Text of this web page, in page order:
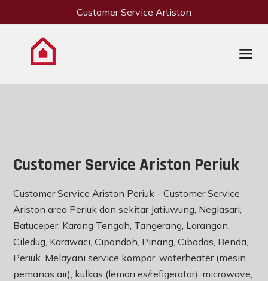
Customer Service Artiston
Customer Service Ariston Periuk
Customer Service Ariston Periuk - Customer Service
Ariston area Periuk dan sekitar Jatiuwung, Neglasari,
Batuceper, Karang Tengah, Tangerang, Larangan,
Ciledug, Karawaci, Cipondoh, Pinang, Cibodas, Benda,
Periuk. Melayani service kompor, waterheater (mesin
pemanas air), kulkas (lemari es/refigerator), microwave,